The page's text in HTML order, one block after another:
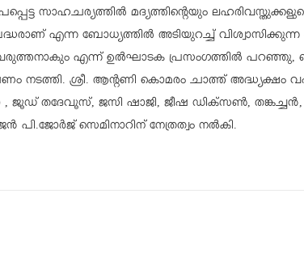
സാഹചര്യത്തിൽ മദ്യത്തിന്റെയും
എന്ന ബോധ്യത്തിൽ അടിയുറച്ച്
വരുത്തനാകും എന്ന് ഉൽഘാടക പ്രസംഗത്തിൽ പറഞ്ഞു,
നടത്തി. ശ്രീ. ആന്റണി കൊമരം ചാത്ത് അദ്ധ്യക്ഷം
തദേവൂസ്, ജസി ഷാജി, ജീഷ ഡിക്സൺ, തങ്കച്ചൻ,
പി.ജോർജ് സെമിനാറിന് നേത്രത്വം നൽകി.